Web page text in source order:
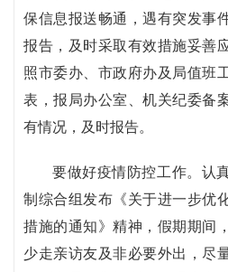
保信息报送畅通，遇有突发事
报告，及时采取有效措施妥善
照市委办、市政府办及局值班
表，报局办公室、机关纪委备
有情况，及时报告。
要做好疫情防控工作。认
制综合组发布《关于进一步优
措施的通知》精神，假期期间
少走亲访友及非必要外出，尽